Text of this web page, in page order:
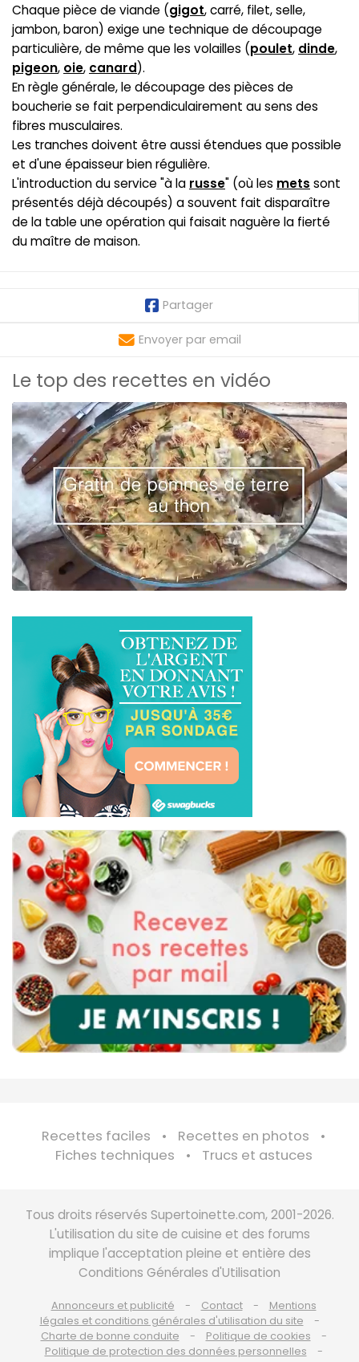
Chaque pièce de viande (gigot, carré, filet, selle,
jambon, baron) exige une technique de découpage
particulière, de même que les volailles (poulet, dinde,
pigeon, oie, canard).
En règle générale, le découpage des pièces de
boucherie se fait perpendiculairement au sens des
fibres musculaires.
Les tranches doivent être aussi étendues que possible
et d'une épaisseur bien régulière.
L'introduction du service "à la russe" (où les mets sont
présentés déjà découpés) a souvent fait disparaître
de la table une opération qui faisait naguère la fierté
du maître de maison.
Partager
Envoyer par email
Le top des recettes en vidéo
Recettes faciles
Recettes en photos
Fiches techniques
Trucs et astuces
Tous droits réservés Supertoinette.com, 2001-2026.
L'utilisation du site de cuisine et des forums
implique l'acceptation pleine et entière des
Conditions Générales d'Utilisation
Annonceurs et publicité Contact
Mentions
légales et conditions générales d'utilisation du site
Charte de bonne conduite
Politique de cookies
Politique de protection des données personnelles